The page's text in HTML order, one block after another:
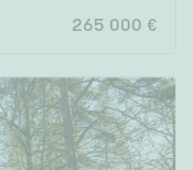
265 000 €